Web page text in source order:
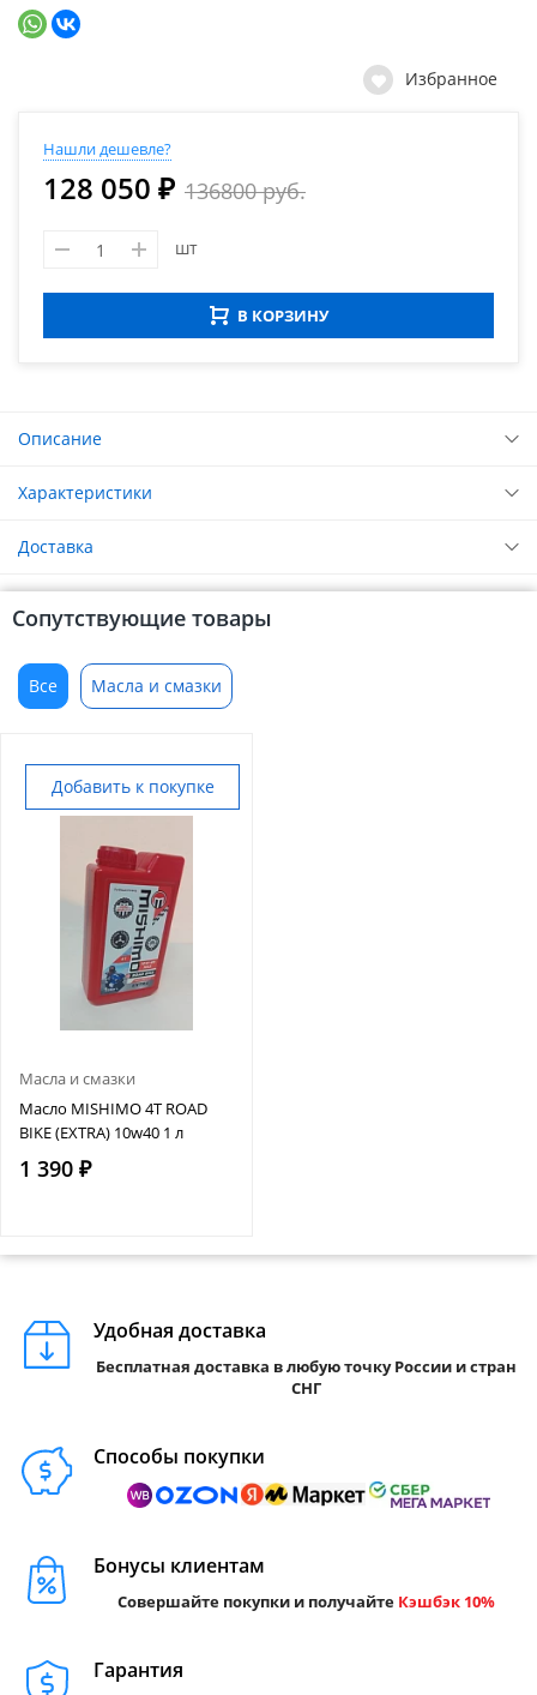
Избранное
Нашли дешевле?
128 050 ₽ 136800 руб.
шт
В КОРЗИНУ
Описание
Характеристики
Доставка
Сопутствующие товары
Все Масла и смазки
Добавить к покупке
Масла и смазки
Масло MISHIMO 4T ROAD
BIKE (EXTRA) 10w40 1 л
1 390 ₽
Удобная доставка
Бесплатная доставка в любую точку России и стран
СНГ
Способы покупки
Бонусы клиентам
Совершайте покупки и получайте Кэшбэк 10%
Гарантия